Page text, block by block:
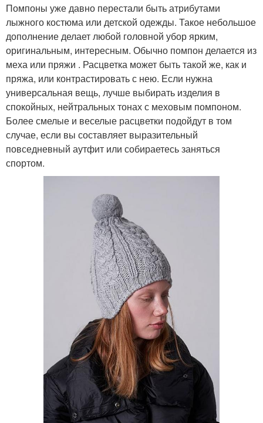
Помпоны уже давно перестали быть атрибутами
лыжного костюма или детской одежды. Такое небольшое
дополнение делает любой головной убор ярким,
оригинальным, интересным. Обычно помпон делается из
меха или пряжи . Расцветка может быть такой же, как и
пряжа, или контрастировать с нею. Если нужна
универсальная вещь, лучше выбирать изделия в
спокойных, нейтральных тонах с меховым помпоном.
Более смелые и веселые расцветки подойдут в том
случае, если вы составляет выразительный
повседневный аутфит или собираетесь заняться
спортом.